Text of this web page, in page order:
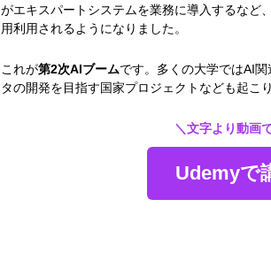
がエキスパートシステムを業務に導入するなど
用利用されるようになりました。
これが第2次AIブームです。多くの大学ではAI関
タの開発を目指す国家プロジェクトなども起こり
＼文字より動画
Udemyで